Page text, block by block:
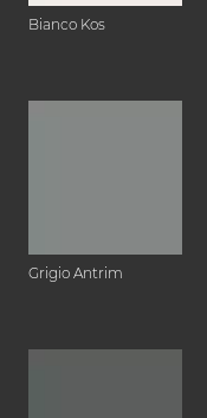
Bianco Kos
Grigio Antrim